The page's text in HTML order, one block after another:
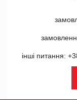
інші питання: